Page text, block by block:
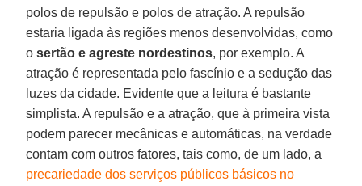
polos de repulsão e polos de atração. A repulsão
estaria ligada às regiões menos desenvolvidas, como
osertão e agreste nordestinos, por exemplo. A
atração é representada pelo fascínio e a sedução das
luzes da cidade. Evidente que a leitura é bastante
simplista. A repulsão e a atração, que à primeira vista
podem parecer mecânicas e automáticas, na verdade
contam com outros fatores, tais como, de um lado, a
precariedade dos serviços públicos básicos no